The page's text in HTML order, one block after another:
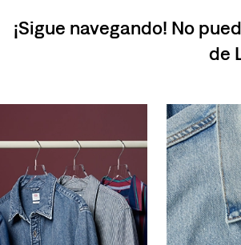
¡Sigue navegando! No
de